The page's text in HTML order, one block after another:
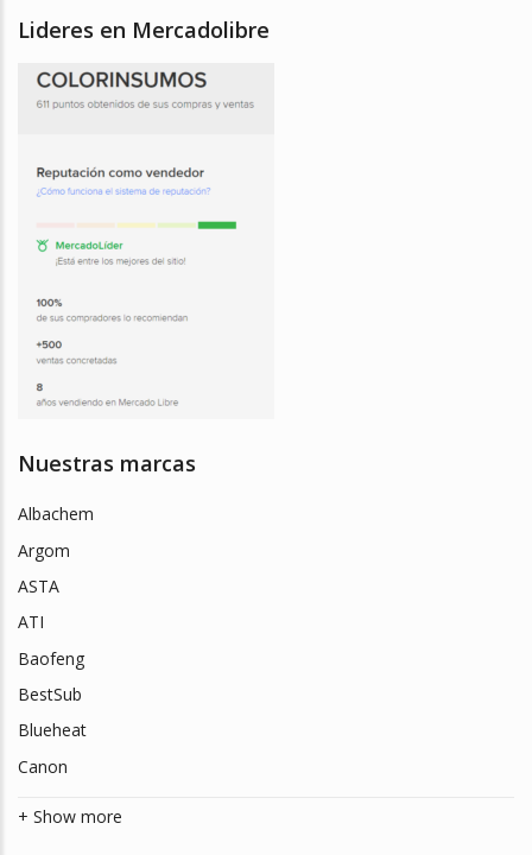
Lideres en Mercadolibre
Nuestras marcas
Albachem
Argom
ASTA
ATI
Baofeng
BestSub
Blueheat
Canon
+ Show more